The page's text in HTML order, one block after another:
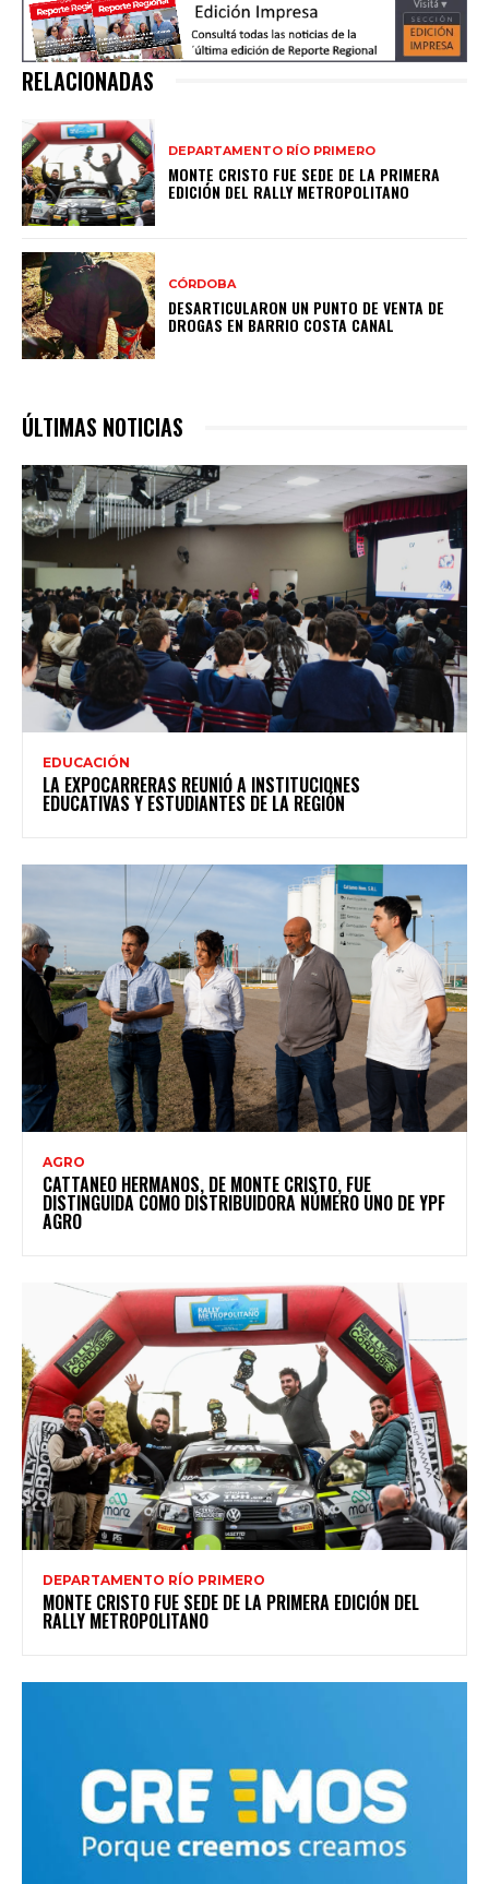
RELACIONADAS
DEPARTAMENTO RÍO PRIMERO
MONTE CRISTO FUE SEDE DE LA PRIMERA
EDICIÓN DEL RALLY METROPOLITANO
CÓRDOBA
DESARTICULARON UN PUNTO DE VENTA DE
DROGAS EN BARRIO COSTA CANAL
ÚLTIMAS NOTICIAS
EDUCACIÓN
LA EXPOCARRERAS REUNIÓ A INSTITUCIONES
EDUCATIVAS Y ESTUDIANTES DE LA REGIÓN
AGRO
CATTANEO HERMANOS, DE MONTE CRISTO, FUE
DISTINGUIDA COMO DISTRIBUIDORA NÚMERO UNO DE YPF
AGRO
DEPARTAMENTO RÍO PRIMERO
MONTE CRISTO FUE SEDE DE LA PRIMERA EDICIÓN DEL
RALLY METROPOLITANO